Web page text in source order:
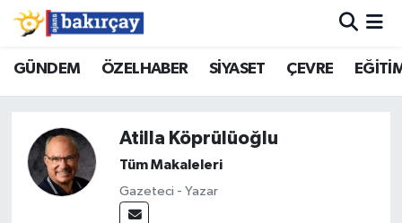
GÜNDEM ÖZELHABER SİYASET ÇEVRE
Atilla Köprülüoğlu
Tüm Makaleleri
Gazeteci - Yazar
İzmir Nöbetçi Eczaneler
İzmir Namaz Vakitleri
İzmir Trafik Yoğunluk Haritası